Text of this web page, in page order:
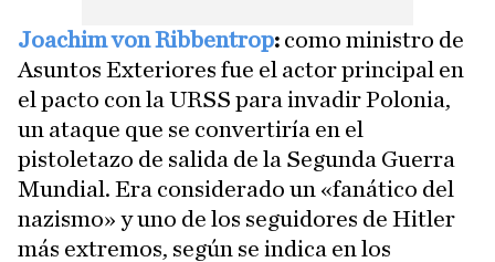
Joachim von Ribbentrop: como ministro de
Asuntos Exteriores fue el actor principal en
el pacto con la URSS para invadir Polonia,
un ataque que se convertiría en el
pistoletazo de salida de la Segunda Guerra
Mundial. Era considerado un «fanático del
nazismo» y uno de los seguidores de Hitler
más extremos, según se indica en los